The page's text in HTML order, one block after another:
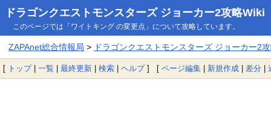
ドラゴンクエストモンスターズ ジョーカー2攻略Wiki
このページでは「ワイトキング の変更点」について攻略しています。
ZAPAnet総合情報局 > ドラゴンクエストモンスターズ ジョーカー2
[ トップ| 一覧 | 最終更新 | 検索 | ヘルプ] [ ページ編集 | 新規作成 | 差分 |